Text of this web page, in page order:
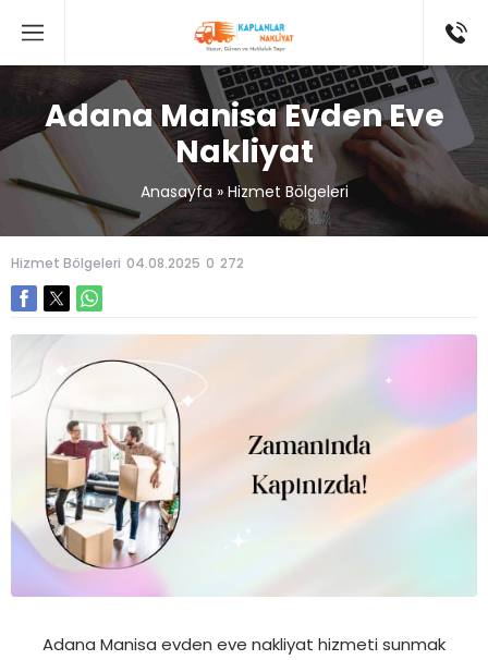
Adana Manisa Evden Eve
Nakliyat
Anasayfa» Hizmet Bölgeleri
Hizmet Bölgeleri 04.08.2025 0 272
Adana Manisa evden eve nakliyat hizmeti sunmak